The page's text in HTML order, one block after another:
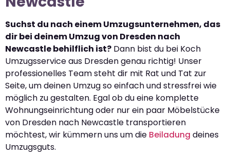
Suchst du nach einem Umzugsunternehmen, das
dir bei deinem Umzug von Dresden nach
Newcastle behilflich ist? Dann bist du bei Koch
Umzugsservice aus Dresden genau richtig! Unser
professionelles Team steht dir mit Rat und Tat zur
Seite, um deinen Umzug so einfach und stressfrei wie
möglich zu gestalten. Egal ob du eine komplette
Wohnungseinrichtung oder nur ein paar Möbelstücke
von Dresden nach Newcastle transportieren
möchtest, wir kümmern uns um die Beiladung deines
Umzugsguts.